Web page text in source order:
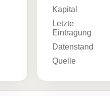
Kapital
Letzte
Eintragung
Datenstand
Quelle